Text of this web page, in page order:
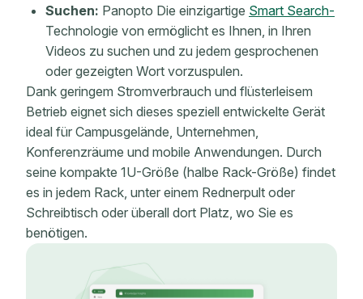
Suchen: Panopto Die einzigartige Smart Search-
Technologie von ermöglicht es Ihnen, in Ihren
Videos zu suchen und zu jedem gesprochenen
oder gezeigten Wort vorzuspulen.
Dank geringem Stromverbrauch und flüsterleisem
Betrieb eignet sich dieses speziell entwickelte Gerät
ideal für Campusgelände, Unternehmen,
Konferenzräume und mobile Anwendungen. Durch
seine kompakte 1U-Größe (halbe Rack-Größe) findet
es in jedem Rack, unter einem Rednerpult oder
Schreibtisch oder überall dort Platz, wo Sie es
benötigen.